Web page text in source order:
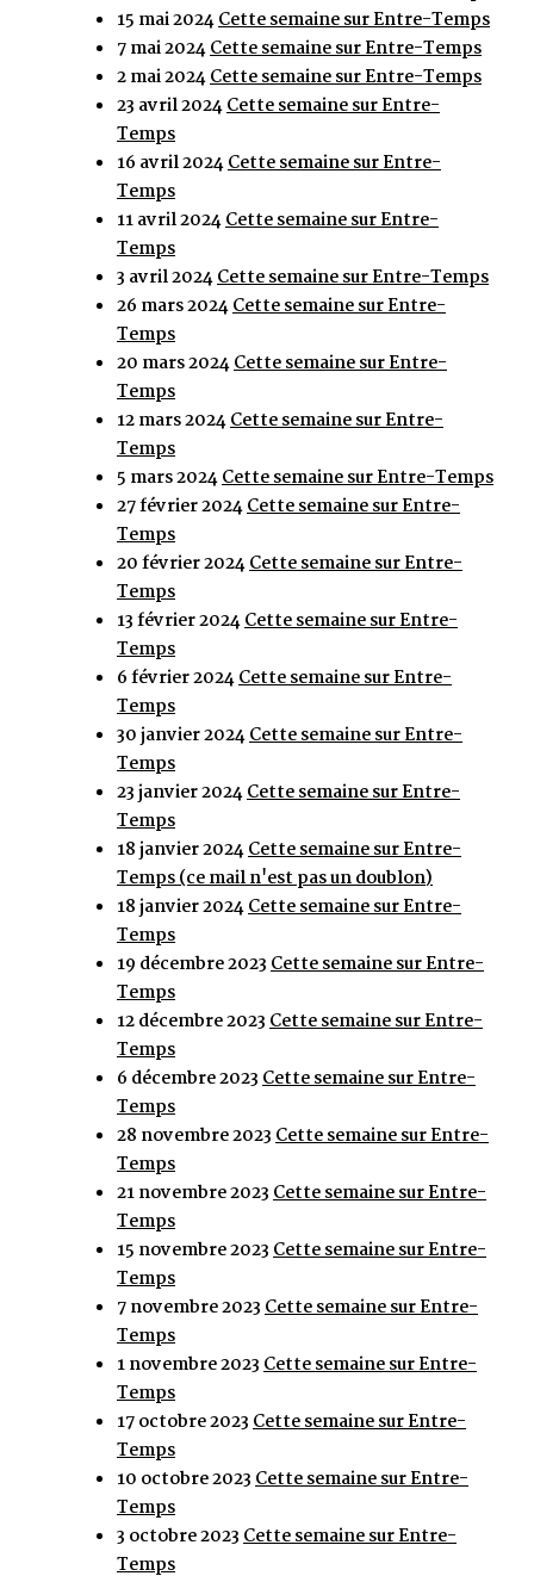
15 mai 2024Cette semaine sur Entre-Temps
7 mai 2024Cette semaine sur Entre-Temps
2 mai 2024Cette semaine sur Entre-Temps
23 avril 2024Cette semaine sur Entre-
Temps
16 avril 2024Cette semaine sur Entre-
Temps
11 avril 2024Cette semaine sur Entre-
Temps
3 avril 2024Cette semaine sur Entre-Temps
26 mars 2024Cette semaine sur Entre-
Temps
20 mars 2024Cette semaine sur Entre-
Temps
12 mars 2024Cette semaine sur Entre-
Temps
5 mars 2024Cette semaine sur Entre-Temps
27 février 2024Cette semaine sur Entre-
Temps
20 février 2024Cette semaine sur Entre-
Temps
13 février 2024Cette semaine sur Entre-
Temps
6 février 2024Cette semaine sur Entre-
Temps
30 janvier 2024Cette semaine sur Entre-
Temps
23 janvier 2024Cette semaine sur Entre-
Temps
18 janvier 2024Cette semaine sur Entre-
Temps (ce mail n'est pas un doublon)
18 janvier 2024Cette semaine sur Entre-
Temps
19 décembre 2023Cette semaine sur Entre-
Temps
12 décembre 2023Cette semaine sur Entre-
Temps
6 décembre 2023Cette semaine sur Entre-
Temps
28 novembre 2023Cette semaine sur Entre-
Temps
21 novembre 2023Cette semaine sur Entre-
Temps
15 novembre 2023Cette semaine sur Entre-
Temps
7 novembre 2023Cette semaine sur Entre-
Temps
1 novembre 2023Cette semaine sur Entre-
Temps
17 octobre 2023Cette semaine sur Entre-
Temps
10 octobre 2023Cette semaine sur Entre-
Temps
3 octobre 2023Cette semaine sur Entre-
Temps